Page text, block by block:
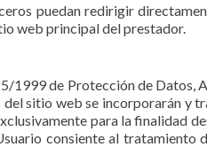
puedan redirigir
web principal del prestador.
1999 de Protección de Datos,
sitio web se incorporarán y
para la finalidad
consiente al tratamiento